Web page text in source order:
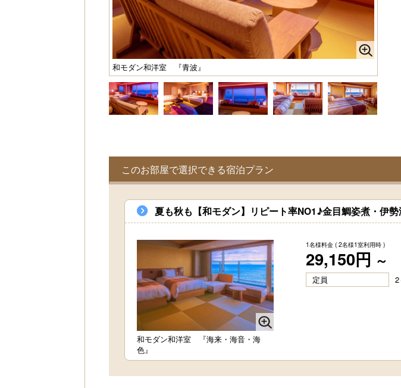
和モダン和洋室 『青波』
このお部屋で選択できる宿泊プラン
夏も秋も【和モダン】リピート率NO1♪金目鯛姿煮・伊
和モダン和洋室 『海来・海音・海
色』
1名様料金 ( 2名様1室利用時 )
29,150円 ～
定員